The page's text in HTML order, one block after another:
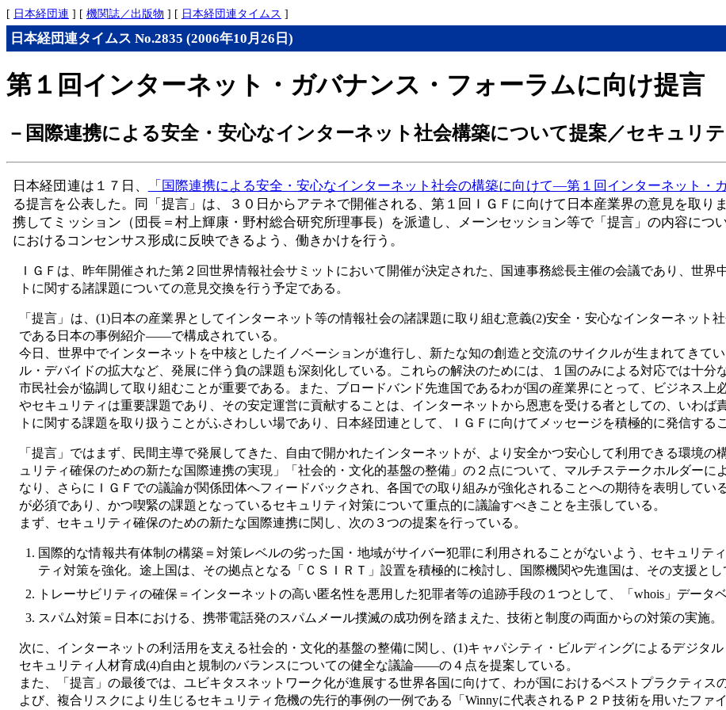
[ 日本経団連 ] [ 機関誌／出版物 ] [ 日本経団連タイムス ]
日本経団連タイムス No.2835 (2006年10月26日)
第１回インターネット・ガバナンス・フォーラムに向け提言
－国際連携による安全・安心なインターネット社会構築について提案／セキュリ
日本経団連は１７日、 「国際連携による安全・安心なインターネット社会の構築に向けて―第１回インターネット・
る提言を公表した。同「提言」は、３０日からアテネで開催される、第１回ＩＧＦに向けて日本産業界の意見を取り
携してミッション（団長＝村上輝康・野村総合研究所理事長）を派遣し、メーンセッション等で「提言」の内容につ
におけるコンセンサス形成に反映できるよう、働きかけを行う。
ＩＧＦは、昨年開催された第２回世界情報社会サミットにおいて開催が決定された、国連事務総長主催の会議であり、世
トに関する諸課題についての意見交換を行う予定である。
「提言」は、(1)日本の産業界としてインターネット等の情報社会の諸課題に取り組む意義(2)安全・安心なインターネット
である日本の事例紹介――で構成されている。
今日、世界中でインターネットを中核としたイノベーションが進行し、新たな知の創造と交流のサイクルが生まれてきて
ル・デバイドの拡大など、発展に伴う負の課題も深刻化している。これらの解決のためには、１国のみによる対応では十分
市民社会が協調して取り組むことが重要である。また、ブロードバンド先進国であるわが国の産業界にとって、ビジネス上
やセキュリティは重要課題であり、その安定運営に貢献することは、インターネットから恩恵を受ける者としての、いわば
トに関する課題を取り扱うことがふさわしい場であり、日本経団連として、ＩＧＦに向けてメッセージを積極的に発信する
「提言」ではまず、民間主導で発展してきた、自由で開かれたインターネットが、より安全かつ安心して利用できる環境
ュリティ確保のための新たな国際連携の実現」「社会的・文化的基盤の整備」の２点について、マルチステークホルダーに
なり、さらにＩＧＦでの議論が関係団体へフィードバックされ、各国での取り組みが強化されることへの期待を表明して
が必須であり、かつ喫緊の課題となっているセキュリティ対策について重点的に議論すべきことを主張している。
まず、セキュリティ確保のための新たな国際連携に関し、次の３つの提案を行っている。
国際的な情報共有体制の構築＝対策レベルの劣った国・地域がサイバー犯罪に利用されることがないよう、セキュリテ
ティ対策を強化。途上国は、その拠点となる「ＣＳＩＲＴ」設置を積極的に検討し、国際機関や先進国は、その支援とし
トレーサビリティの確保＝インターネットの高い匿名性を悪用した犯罪者等の追跡手段の１つとして、「whois」データ
スパム対策＝日本における、携帯電話発のスパムメール撲滅の成功例を踏まえた、技術と制度の両面からの対策の実施。
次に、インターネットの利活用を支える社会的・文化的基盤の整備に関し、(1)キャパシティ・ビルディングによるデジタ
セキュリティ人材育成(4)自由と規制のバランスについての健全な議論――の４点を提案している。
また、「提言」の最後では、ユビキタスネットワーク化が進展する世界各国に向けて、わが国におけるベストプラクティ
よび、複合リスクにより生じるセキュリティ危機の先行的事例の一例である「Winnyに代表されるＰ２Ｐ技術を用いたファ